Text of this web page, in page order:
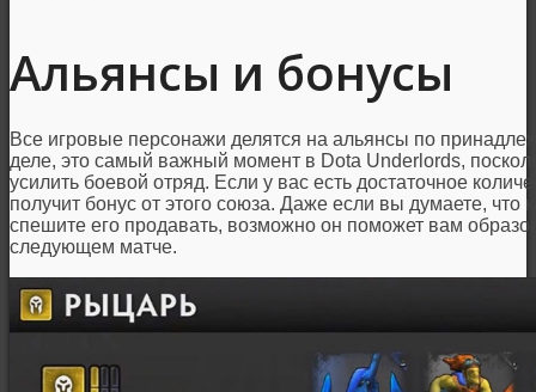
Альянсы и бонусы
Все игровые персонажи делятся на альянсы по
деле, это самый важный момент в Dota Underlords,
усилить боевой отряд. Если у вас есть достаточное
получит бонус от этого союза. Даже если вы думаете, что
спешите его продавать, возможно он поможет вам
следующем матче.